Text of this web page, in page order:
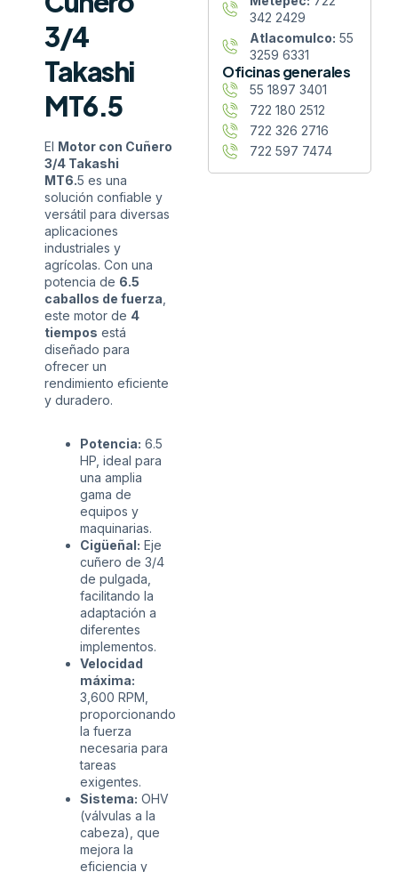
3/4
Takashi
MT6.5
El Motor con Cuñero
3/4 Takashi
MT6.5 es una
solución confiable y
versátil para diversas
aplicaciones
industriales y
agrícolas. Con una
potencia de 6.5
caballos de fuerza
este motor de 4
tiempos está
diseñado para
ofrecer un
rendimiento eficiente
y duradero.
Potencia: 6.5
HP, ideal para
una amplia
gama de
equipos y
maquinarias.
Cigüeñal: Eje
cuñero de 3/4
de pulgada,
facilitando la
adaptación a
diferentes
implementos.
Velocidad
máxima:
3,600 RPM,
proporcionando
la fuerza
necesaria para
tareas
exigentes.
Sistema: OHV
(válvulas a la
cabeza), que
mejora la
eficiencia y
342 2429
Atlacomulco: 55
3259 6331
Oficinas generales
55 1897 3401
722 180 2512
722 326 2716
722 597 7474